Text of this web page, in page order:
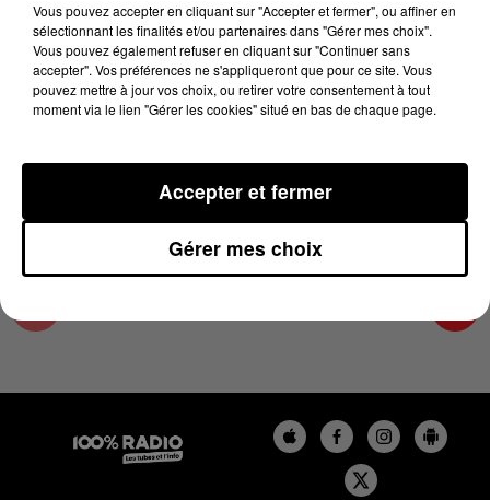
20 décembre 2023 - 4 min 26 sec
LES INFOS DU PAYS CATALAN DU 20/12/2023
À 07H00
Podcasts infos du Pays Catalan
Vous pouvez accepter en cliquant sur "Accepter et fermer", ou affiner en
sélectionnant les finalités et/ou partenaires dans "Gérer mes choix".
Vous pouvez également refuser en cliquant sur "Continuer sans
accepter". Vos préférences ne s'appliqueront que pour ce site. Vous
pouvez mettre à jour vos choix, ou retirer votre consentement à tout
moment via le lien "Gérer les cookies" situé en bas de chaque page.
Gérer mes choix
Accepter et fermer